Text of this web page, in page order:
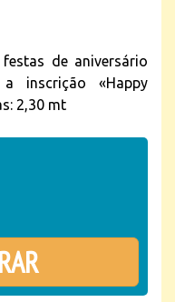
de aniversário
inscrição «Happy
2,30 mt